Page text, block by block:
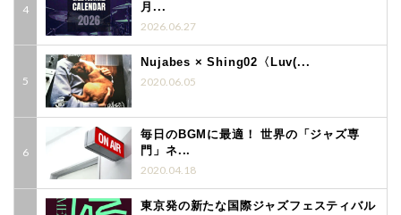
月...
2026.06.27
Nujabes × Shing02〈Luv(...
2020.06.05
毎日のBGMに最適！ 世界の「ジャズ専
門」ネ...
2020.04.18
東京発の新たな国際ジャズフェスティバル